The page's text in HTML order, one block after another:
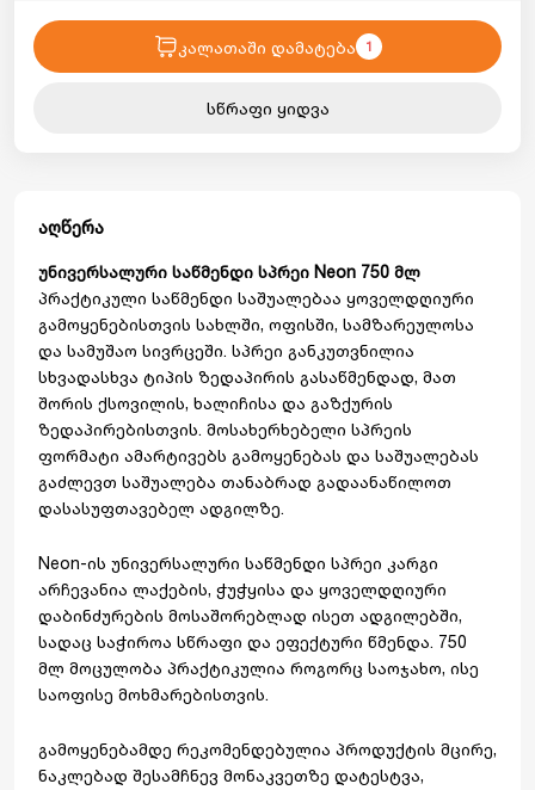
კალათაში დამატება 1
სწრაფი ყიდვა
აღწერა
უნივერსალური საწმენდი სპრეი Neon 750 მლ
პრაქტიკული საწმენდი საშუალებაა ყოველდღიური
გამოყენებისთვის სახლში, ოფისში, სამზარეულოსა
და სამუშაო სივრცეში. სპრეი განკუთვნილია
სხვადასხვა ტიპის ზედაპირის გასაწმენდად, მათ
შორის ქსოვილის, ხალიჩისა და გაზქურის
ზედაპირებისთვის. მოსახერხებელი სპრეის
ფორმატი ამარტივებს გამოყენებას და საშუალებას
გაძლევთ საშუალება თანაბრად გადაანაწილოთ
დასასუფთავებელ ადგილზე.
Neon-ის უნივერსალური საწმენდი სპრეი კარგი
არჩევანია ლაქების, ჭუჭყისა და ყოველდღიური
დაბინძურების მოსაშორებლად ისეთ ადგილებში,
სადაც საჭიროა სწრაფი და ეფექტური წმენდა. 750
მლ მოცულობა პრაქტიკულია როგორც საოჯახო, ისე
საოფისე მოხმარებისთვის.
გამოყენებამდე რეკომენდებულია პროდუქტის მცირე,
ნაკლებად შესამჩნევ მონაკვეთზე დატესტვა,